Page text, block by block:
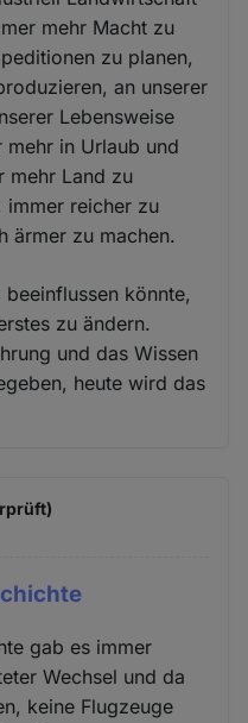
mehr Macht zu
zu planen,
an unserer
Lebensweise
in Urlaub und
mehr Land zu
immer reicher zu
ärmer zu machen.
könnte,
zu ändern.
und das Wissen
heute wird das
gab es immer
Wechsel und da
keine Flugzeuge